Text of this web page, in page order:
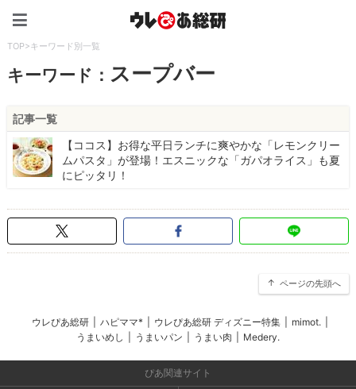
TOP>キーワード別一覧
キーワード： スープバー
記事一覧
【ココス】お得な平日ランチに爽やかな「レモンクリー
ムパスタ」が登場！エスニックな「ガパオライス」も夏
にピッタリ！
ページの先頭へ
ウレぴあ総研 ハピママ* ウレぴあ総研 ディズニー特集 mimot.
うまいめし
うまいパン うまい肉 Medery.
ぴあ関連サイト